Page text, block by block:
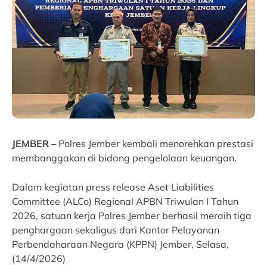
JEMBER –Polres Jember kembali menorehkan prestasi
membanggakan di bidang pengelolaan keuangan.
Dalam kegiatan press release Aset Liabilities
Committee (ALCo) Regional APBN Triwulan I Tahun
2026, satuan kerja Polres Jember berhasil meraih tiga
penghargaan sekaligus dari Kantor Pelayanan
Perbendaharaan Negara (KPPN) Jember, Selasa,
(14/4/2026)